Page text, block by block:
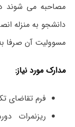
مصاحبه می شوند
دانشجو به منزله
مسوولیت آن صرفا
مدارک مورد نیاز:
فرم تقاضای
ریزنمرات